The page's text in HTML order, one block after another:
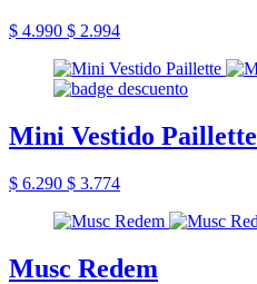
$ 4.990 $ 2.994
Mini Vestido Paillette
$ 6.290 $ 3.774
Musc Redem